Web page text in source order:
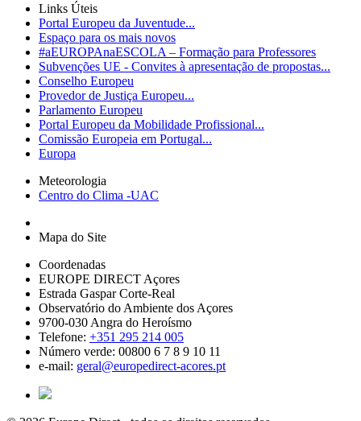
Links Úteis
Portal Europeu da Juventude...
Espaço para os mais novos
#aEUROPAnaESCOLA – Formação para Professores
Subvenções UE - Convites à apresentação de propostas...
Conselho Europeu
Provedor de Justiça Europeu...
Parlamento Europeu
Portal Europeu da Mobilidade Profissional...
Comissão Europeia em Portugal...
Europa
Meteorologia
Centro do Clima -UAC
Mapa do Site
Coordenadas
EUROPE DIRECT Açores
Estrada Gaspar Corte-Real
Observatório do Ambiente dos Açores
9700-030 Angra do Heroísmo
Telefone: +351 295 214 005
Número verde: 00800 6 7 8 9 10 11
e-mail: geral@europedirect-acores.pt